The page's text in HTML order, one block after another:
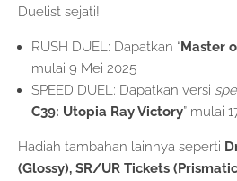
Duelist sejati!
RUSH DUEL: Dapatkan “Master
mulai 9 Mei 2025
SPEED DUEL: Dapatkan versi
C39: Utopia Ray Victory” mulai
Hadiah tambahan lainnya seperti
(Glossy), SR/UR Tickets